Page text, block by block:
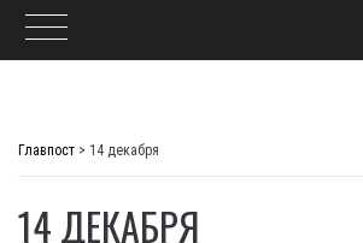
Главпост > 14 декабря
14 ДЕКАБРЯ